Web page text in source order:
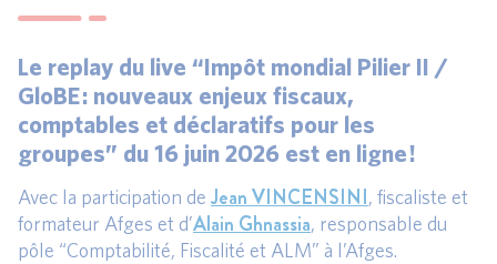
Le replay du live “Impôt mondial Pilier II /
GloBE : nouveaux enjeux fiscaux,
comptables et déclaratifs pour les
groupes” du 16 juin 2026 est en ligne !
Avec la participation de Jean VINCENSINI, fiscaliste et
formateur Afges et d’Alain Ghnassia, responsable du
pôle “Comptabilité, Fiscalité et ALM” à l’Afges.